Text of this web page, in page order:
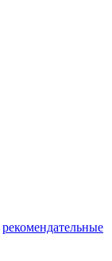
рекомендательные